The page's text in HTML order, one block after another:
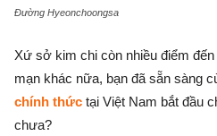
Đường Hyeonchoongsa
Xứ sở kim chi còn nhiều điểm
mạn khác nữa, bạn đã sẵn sàng
chính thức tại Việt Nam bắt đầu
chưa?